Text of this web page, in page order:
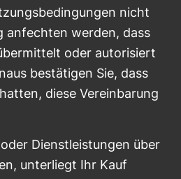
nicht
anfechten werden, dass
oder autorisiert
bestätigen Sie, dass
diese Vereinbarung
Dienstleistungen über
unterliegt Ihr Kauf